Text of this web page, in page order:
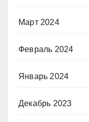
Март 2024
Февраль 2024
Январь 2024
Декабрь 2023